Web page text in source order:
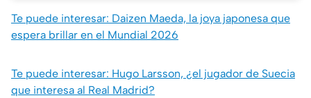
Te puede interesar: Daizen Maeda, la joya japonesa que
espera brillar en el Mundial 2026
Te puede interesar: Hugo Larsson, ¿el jugador de Suecia
que interesa al Real Madrid?